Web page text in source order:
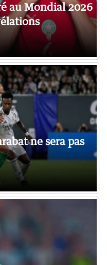
au Mondial 2026
ne sera pas